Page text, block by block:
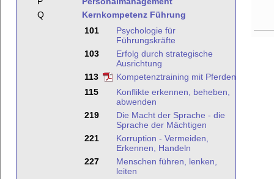
Q
Kernkompetenz Führung
101
Psychologie für
Führungskräfte
103
Erfolg durch strategische
Ausrichtung
113
Kompetenztraining mit Pferden
115
Konflikte erkennen, beheben,
abwenden
219
Die Macht der Sprache - die
Sprache der Mächtigen
221
Korruption - Vermeiden,
Erkennen, Handeln
227
Menschen führen, lenken,
leiten